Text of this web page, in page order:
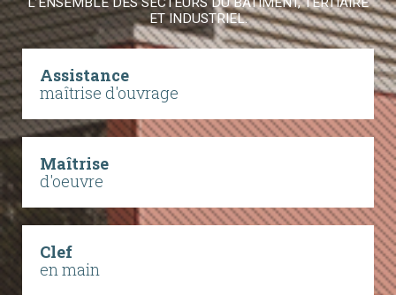
ET INDUSTRIEL.
Assistance
maîtrise d'ouvrage
Maîtrise
d'oeuvre
Clef
en main